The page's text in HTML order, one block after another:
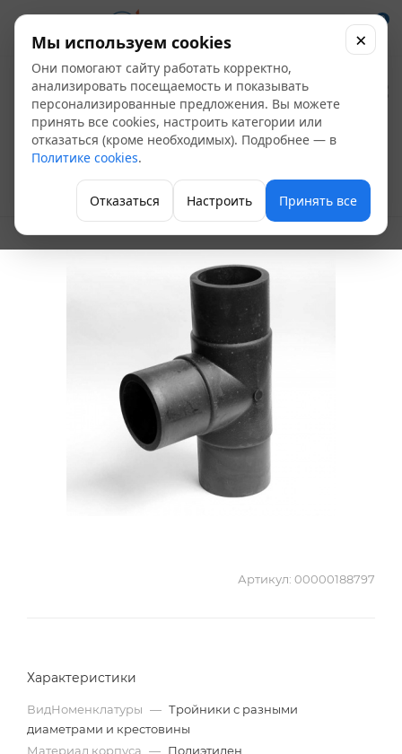
0
Тройник 90 ПЭ
сварной
Д160х90х160 SDR17
Трубы и трубодетали
Артикул: 00000188797
Характеристики
ВидНоменклатуры — Тройники с разными
диаметрами и крестовины
Материал корпуса — Полиэтилен
Мы используем cookies
Они помогают сайту работать корректно,
анализировать посещаемость и показывать
персонализированные предложения. Вы можете
принять все cookies, настроить категории или
отказаться (кроме необходимых). Подробнее — в
Политике cookies.
Отказаться Настроить Принять все
×